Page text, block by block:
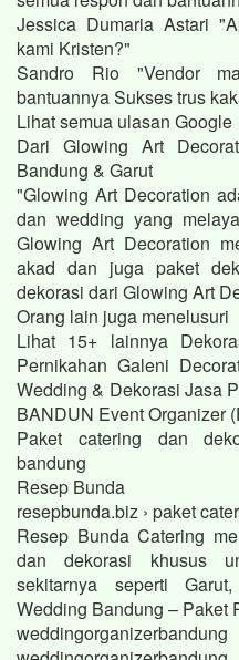
Jessica Dumaria Astari
kami Kristen?"
Sandro Rio "Vendor
bantuannya Sukses trus
Lihat semua ulasan Google
Dari Glowing Art
Bandung & Garut
"Glowing Art Decoration
dan wedding yang
Glowing Art Decoration
akad dan juga paket
dekorasi dari Glowing Art
Orang lain juga menelusuri
Lihat 15+ lainnya
Pernikahan Galeni
Wedding & Dekorasi Jasa
BANDUN Event Organizer
Paket catering dan
bandung
Resep Bunda
resepbunda.biz › paket
Resep Bunda Catering
dan dekorasi khusus
sekitarnya seperti
Wedding Bandung – Paket
weddingorganizerbandung